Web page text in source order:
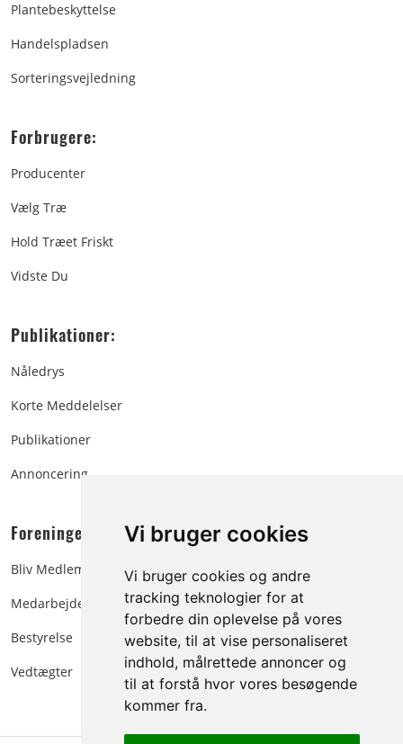
Vi bruger cookies
Vi bruger cookies og andre
tracking teknologier for at
forbedre din oplevelse på vores
website, til at vise personaliseret
indhold, målrettede annoncer og
til at forstå hvor vores besøgende
kommer fra.
Plantebeskyttelse
Handelspladsen
Sorteringsvejledning
Forbrugere:
Producenter
Vælg Træ
Hold Træet Friskt
Vidste Du
Publikationer:
Nåledrys
Korte Meddelelser
Publikationer
Annoncering
Foreningen:
Bliv Medlem
Medarbejdere
Bestyrelse
Vedtægter